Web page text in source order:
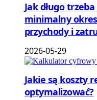
Jak długo
minimalny
przychody i
2026-05-29
Jakie są koszty
optymalizować?